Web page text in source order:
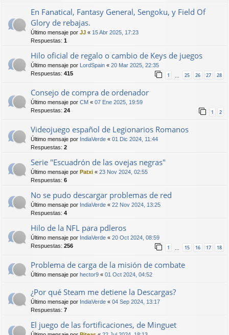
En Fanatical, Fantasy General, Sengoku, y Field Of
Glory de rebajas.
Último mensaje por JJ « 15 Abr 2025, 17:23
Respuestas: 1
Hilo oficial de regalo o cambio de Keys de juegos
Último mensaje por LordSpain « 20 Mar 2025, 22:35
Respuestas: 415 1 … 25 26 27 28
Consejo de compra de ordenador
Último mensaje por CM « 07 Ene 2025, 19:59
Respuestas: 24 1 2
Videojuego español de Legionarios Romanos
Último mensaje por IndiaVerde « 01 Dic 2024, 11:44
Respuestas: 2
Serie "Escuadrón de las ovejas negras"
Último mensaje por Patxi « 23 Nov 2024, 02:55
Respuestas: 6
No se pudo descargar problemas de red
Último mensaje por IndiaVerde « 22 Nov 2024, 13:25
Respuestas: 4
Hilo de la NFL para pdleros
Último mensaje por IndiaVerde « 20 Oct 2024, 08:59
Respuestas: 256 1 … 15 16 17 18
Problema de carga de la misión de combate
Último mensaje por hector9 « 01 Oct 2024, 04:52
¿Por qué Steam me detiene la Descargas?
Último mensaje por IndiaVerde « 04 Sep 2024, 13:17
Respuestas: 7
El juego de las fortificaciones, de Minguet